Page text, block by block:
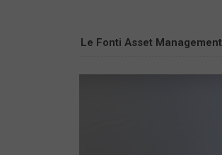
Le Fonti Asset Management